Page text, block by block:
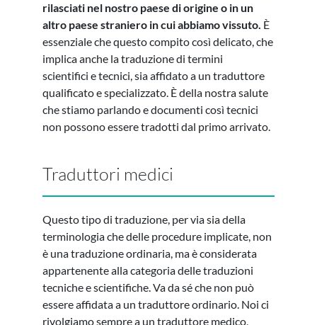
rilasciati nel nostro paese di origine o in un
altro paese straniero in cui abbiamo vissuto. È
essenziale che questo compito così delicato, che
implica anche la traduzione di termini
scientifici e tecnici, sia affidato a un traduttore
qualificato e specializzato. È della nostra salute
che stiamo parlando e documenti così tecnici
non possono essere tradotti dal primo arrivato.
Traduttori medici
Questo tipo di traduzione, per via sia della
terminologia che delle procedure implicate, non
è una traduzione ordinaria, ma è considerata
appartenente alla categoria delle traduzioni
tecniche e scientifiche. Va da sé che non può
essere affidata a un traduttore ordinario. Noi ci
rivolgiamo sempre a un traduttore medico,